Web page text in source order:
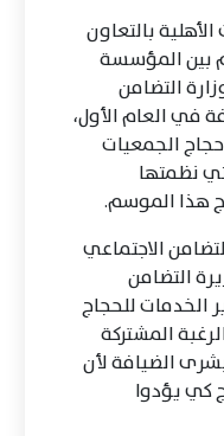
بالتعاون
بين المؤسسة
التضامن
في العام الأول،
الجمعيات
نظمتها
هذا الموسم.
الاجتماعي
التضامن
الخدمات للحجاج
المشتركة
الضيافة لأن
كي يؤدوا